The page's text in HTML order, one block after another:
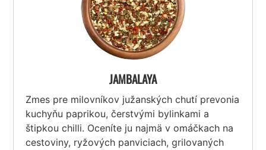
JAMBALAYA
Zmes pre milovníkov južanských chutí prevonia
kuchyňu paprikou, čerstvými bylinkami a
štipkou chilli. Oceníte ju najmä v omáčkach na
cestoviny, ryžových panviciach, grilovaných